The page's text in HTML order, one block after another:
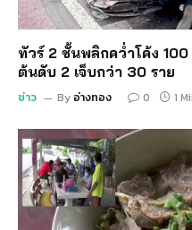
ทัวร์ 2 ชั้นพลิกคว่ำโค้ง
ต้นดับ 2 เจ็บกว่า 30 ราย
ข่าว By อ่างทอง 0 1